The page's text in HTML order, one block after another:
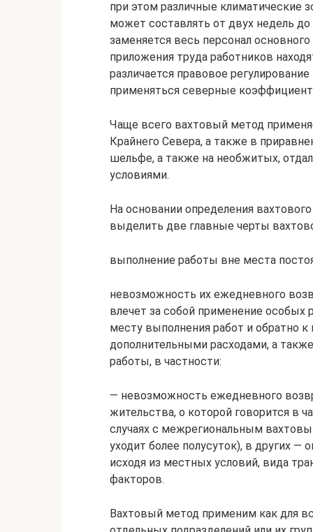
при этом различные климатические
может составлять от двух недель
заменяется весь персонал
приложения труда работников
различается правовое
применяться северные
Чаще всего вахтовый метод
Крайнего Севера, а также в
шельфе, а также на необжитых,
условиями.
На основании определения
выделить две главные черты
выполнение работы вне места
невозможность их ежедневного
влечет за собой применение особых
месту выполнения работ и обратно
дополнительными расходами, а
работы, в частности:
— невозможность ежедневного
жительства, о которой говорится в
случаях с межрегиональным
уходит более полусуток), в других —
исходя из местных условий, вида
факторов.
Вахтовый метод применим как для